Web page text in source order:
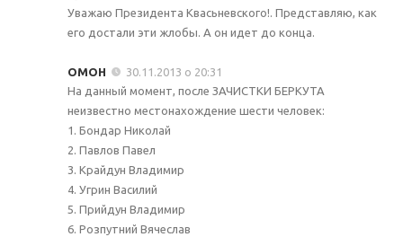
Уважаю Президента Квасьневского!. Представляю, как
его достали эти жлобы. А он идет до конца.
ОМОН
30.11.2013 о 20:31
На данный момент, после ЗАЧИСТКИ БЕРКУТА
неизвестно местонахождение шести человек:
1. Бондар Николай
2. Павлов Павел
3. Крайдун Владимир
4. Угрин Василий
5. Прийдун Владимир
6. Розпутний Вячеслав